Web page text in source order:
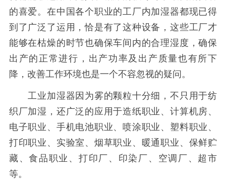
的喜爱。在中国各个职业的工厂内加湿器都现已得
到了广泛了运用，恰是有了这种设备，这些工厂才
能够在枯燥的时节也确保车间内的合理湿度，确保
出产的正常进行，出产功率及出产质量也有所下
降，改善工作环境也是一个不容忽视的疑问。
工业加湿器因为雾的颗粒十分细，不只用于纺
织厂加湿，还广泛的应用于造纸职业、计算机房、
电子职业、手机电池职业、喷涂职业、塑料职业、
打印职业、实验室、烟草职业、暖通职业、保鲜贮
藏、食品职业、打印厂、印染厂、空调厂、超市
等。